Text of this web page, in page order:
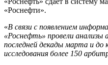
«Роснефти».
«В связи с появлением
«Роснефть» провели
последней декады марта и до
исследования более 150